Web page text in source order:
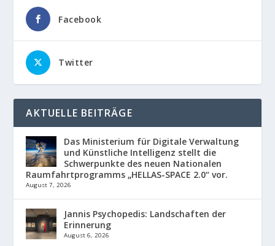
Facebook
Twitter
AKTUELLE BEITRÄGE
Das Ministerium für Digitale Verwaltung
und Künstliche Intelligenz stellt die
Schwerpunkte des neuen Nationalen
Raumfahrtprogramms „HELLAS-SPACE 2.0“ vor.
August 7, 2026
Jannis Psychopedis: Landschaften der
Erinnerung
August 6, 2026